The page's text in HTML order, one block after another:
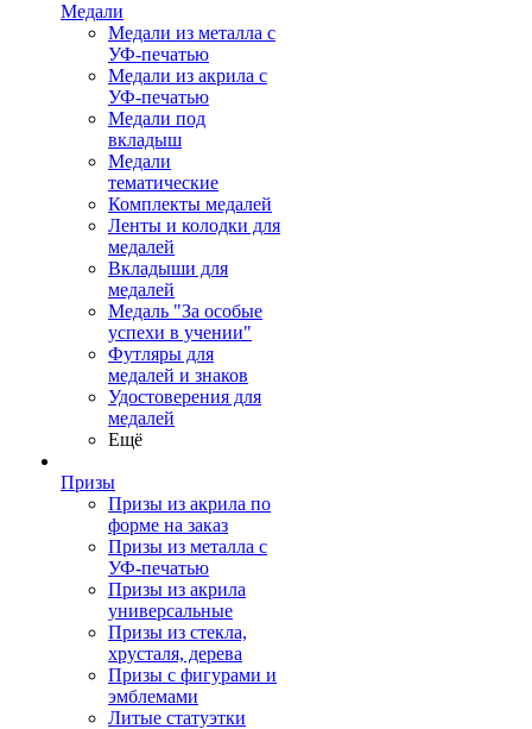
Медали
Медали из металла с
УФ-печатью
Медали из акрила с
УФ-печатью
Медали под
вкладыш
Медали
тематические
Комплекты медалей
Ленты и колодки для
медалей
Вкладыши для
медалей
Медаль "За особые
успехи в учении"
Футляры для
медалей и знаков
Удостоверения для
медалей
Ещё
Призы
Призы из акрила по
форме на заказ
Призы из металла с
УФ-печатью
Призы из акрила
универсальные
Призы из стекла,
хрусталя, дерева
Призы с фигурами и
эмблемами
Литые статуэтки